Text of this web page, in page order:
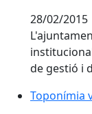
28/02/2015
de gestió i
Toponímia
Toponímia